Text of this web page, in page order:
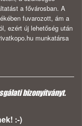
a fővárosban. A
fuvarozott, ám a
ezért új lehetőség után
munkatársa
bizonyítványt.
:-)